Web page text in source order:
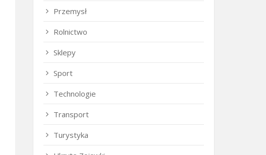
Przemysł
Rolnictwo
Sklepy
Sport
Technologie
Transport
Turystyka